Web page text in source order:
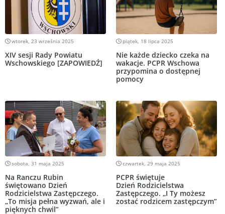
wtorek, 23 września 2025
XIV sesji Rady Powiatu
Wschowskiego [ZAPOWIEDŹ]
piątek, 18 lipca 2025
Nie każde dziecko czeka na
wakacje. PCPR Wschowa
przypomina o dostępnej
pomocy
sobota, 31 maja 2025
Na Ranczu Rubin
świętowano Dzień
Rodzicielstwa Zastępczego.
„To misja pełna wyzwań, ale i
pięknych chwil”
czwartek, 29 maja 2025
PCPR świętuje
Dzień Rodzicielstwa
Zastępczego. „I Ty możesz
zostać rodzicem zastępczym”